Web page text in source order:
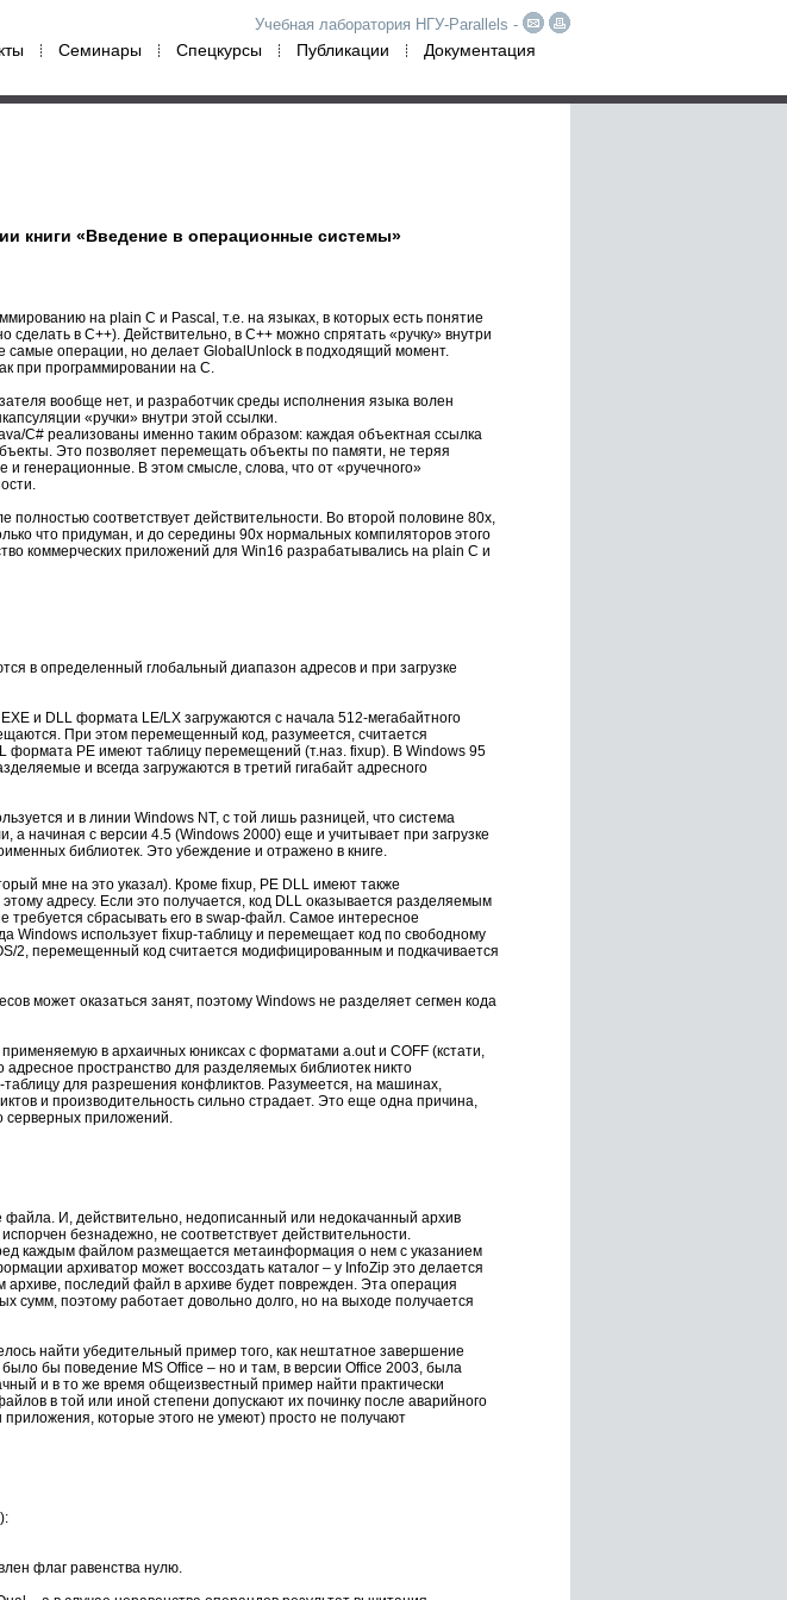
Учебная лаборатория НГУ-Parallels -
Семинары Спецкурсы Публикации Документация
книги «Введение в операционные системы»
на plain C и Pascal, т.е. на языках, в которых есть понятие
сделать в C++). Действительно, в C++ можно спрятать «ручку» внутри
самые операции, но делает GlobalUnlock в подходящий момент.
при программировании на C.
вообще нет, и разработчик среды исполнения языка волен
«ручки» внутри этой ссылки.
C# реализованы именно таким образом: каждая объектная ссылка
Это позволяет перемещать объекты по памяти, не теряя
и генерационные. В этом смысле, слова, что от «ручечного»
соответствует действительности. Во второй половине 80х,
что придуман, и до середины 90х нормальных компиляторов этого
коммерческих приложений для Win16 разрабатывались на plain C и
в определенный глобальный диапазон адресов и при загрузке
и DLL формата LE/LX загружаются с начала 512-мегабайтного
При этом перемещенный код, разумеется, считается
PE имеют таблицу перемещений (т.наз. fixup). В Windows 95
и всегда загружаются в третий гигабайт адресного
и в линии Windows NT, с той лишь разницей, что система
а начиная с версии 4.5 (Windows 2000) еще и учитывает при загрузке
библиотек. Это убеждение и отражено в книге.
мне на это указал). Кроме fixup, PE DLL имеют также
адресу. Если это получается, код DLL оказывается разделяемым
требуется сбрасывать его в swap-файл. Самое интересное
Windows использует fixup-таблицу и перемещает код по свободному
2, перемещенный код считается модифицированным и подкачивается
может оказаться занят, поэтому Windows не разделяет сегмен кода
в архаичных юниксах с форматами a.out и COFF (кстати,
пространство для разделяемых библиотек никто
таблицу для разрешения конфликтов. Разумеется, на машинах,
и производительность сильно страдает. Это еще одна причина,
серверных приложений.
файла. И, действительно, недописанный или недокачанный архив
безнадежно, не соответствует действительности.
каждым файлом размещается метаинформация о нем с указанием
архиватор может воссоздать каталог – у InfoZip это делается
архиве, последий файл в архиве будет поврежден. Эта операция
сумм, поэтому работает довольно долго, но на выходе получается
найти убедительный пример того, как нештатное завершение
бы поведение MS Office – но и там, в версии Office 2003, была
и в то же время общеизвестный пример найти практически
в той или иной степени допускают их починку после аварийного
которые этого не умеют) просто не получают
флаг равенства нулю.